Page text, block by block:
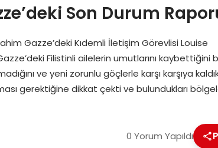
Son Durum
Gazze’deki Kıdemli İletişim Görevlisi Louise
Filistinli ailelerin umutlarını kaybettiğini
ve yeni zorunlu göçlerle karşı karşıya
gerektiğine dikkat çekti ve bulundukları
0 Yorum Yapıldı